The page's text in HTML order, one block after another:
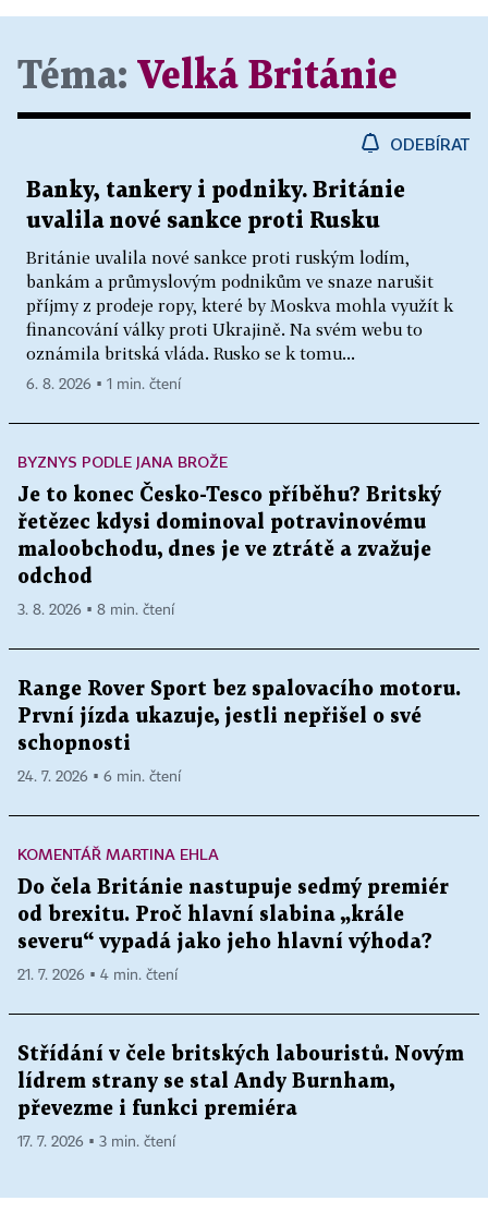
Téma: Velká Británie
ODEBÍRAT
Banky, tankery i podniky. Británie
uvalila nové sankce proti Rusku
Británie uvalila nové sankce proti ruským lodím,
bankám a průmyslovým podnikům ve snaze narušit
příjmy z prodeje ropy, které by Moskva mohla využít k
financování války proti Ukrajině. Na svém webu to
oznámila britská vláda. Rusko se k tomu...
6. 8. 2026 ▪ 1 min. čtení
BYZNYS PODLE JANA BROŽE
Je to konec Česko-Tesco příběhu? Britský
řetězec kdysi dominoval potravinovému
maloobchodu, dnes je ve ztrátě a zvažuje
odchod
3. 8. 2026 ▪ 8 min. čtení
Range Rover Sport bez spalovacího motoru.
První jízda ukazuje, jestli nepřišel o své
schopnosti
24. 7. 2026 ▪ 6 min. čtení
KOMENTÁŘ MARTINA EHLA
Do čela Británie nastupuje sedmý premiér
od brexitu. Proč hlavní slabina „krále
severu“ vypadá jako jeho hlavní výhoda?
21. 7. 2026 ▪ 4 min. čtení
Střídání v čele britských labouristů. Novým
lídrem strany se stal Andy Burnham,
převezme i funkci premiéra
17. 7. 2026 ▪ 3 min. čtení